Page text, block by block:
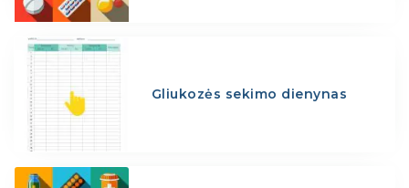
Gliukozės sekimo dienynas